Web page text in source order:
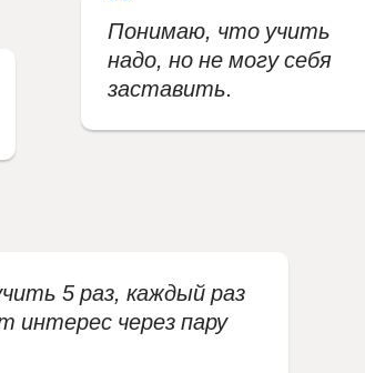
Понимаю, что учить
надо, но не могу себя
заставить.
5 раз, каждый раз
интерес через пару